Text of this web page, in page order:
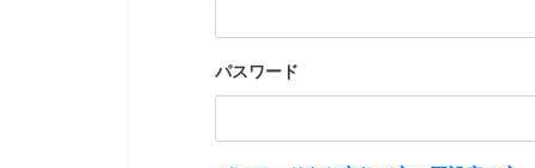
パスワード